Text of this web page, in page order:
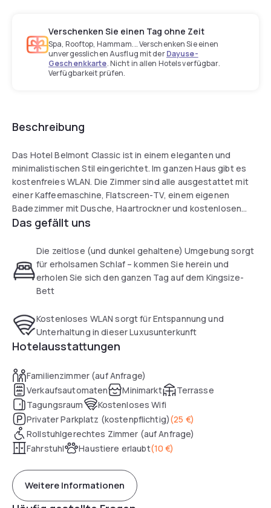
Verschenken Sie einen Tag ohne Zeit
Spa, Rooftop, Hammam... Verschenken Sie einen
unvergesslichen Ausflug mit derDayuse-
Geschenkkarte. Nicht in allen Hotels verfügbar.
Verfügbarkeit prüfen.
Beschreibung
Das Hotel Belmont Classic ist in einem eleganten und
minimalistischen Stil eingerichtet. Im ganzen Haus gibt es
kostenfreies WLAN. Die Zimmer sind alle ausgestattet mit
einer Kaffeemaschine, Flatscreen-TV, einem eigenen
Badezimmer mit Dusche, Haartrockner und kostenlosen
Hygieneartikeln.
Im Belmont Classic gibt es eine große moderne Lobby mit
einer stylischen Bar und hauseigene Parkplätzen. Auf dem
Dach erwartet Sie eine Terrasse mit Raucherbereich.
Das gefällt uns
Die zeitlose (und dunkel gehaltene) Umgebung sorgt
für erholsamen Schlaf – kommen Sie herein und
erholen Sie sich den ganzen Tag auf dem Kingsize-
Bett
Kostenloses WLAN sorgt für Entspannung und
Unterhaltung in dieser Luxusunterkunft
Hotelausstattungen
Familienzimmer (auf Anfrage)
Verkaufsautomaten
Minimarkt
Terrasse
Tagungsraum
Kostenloses Wifi
Privater Parkplatz (kostenpflichtig)(25 €)
Rollstuhlgerechtes Zimmer (auf Anfrage)
Fahrstuhl
Haustiere erlaubt(10 €)
Weitere Informationen